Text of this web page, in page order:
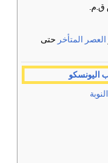
ق.م.
العصر المتأخر حتى
اليونسكو